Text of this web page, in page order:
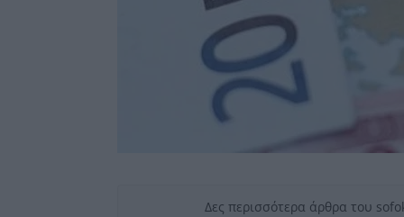
Δες περισσότερα άρθρα του